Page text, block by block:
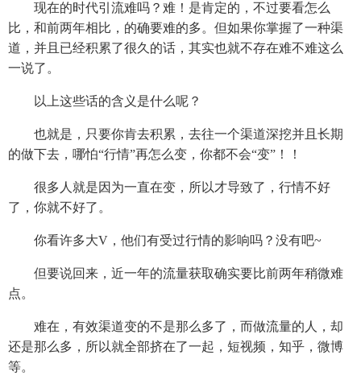
现在的时代引流难吗？难！是肯定的，不过要看怎么
比，和前两年相比，的确要难的多。但如果你掌握了一种渠
道，并且已经积累了很久的话，其实也就不存在难不难这么
一说了。
以上这些话的含义是什么呢？
也就是，只要你肯去积累，去往一个渠道深挖并且长期
的做下去，哪怕“行情”再怎么变，你都不会“变”！！
很多人就是因为一直在变，所以才导致了，行情不好
了，你就不好了。
你看许多大V，他们有受过行情的影响吗？没有吧~
但要说回来，近一年的流量获取确实要比前两年稍微难
点。
难在，有效渠道变的不是那么多了，而做流量的人，却
还是那么多，所以就全部挤在了一起，短视频，知乎，微博
等。